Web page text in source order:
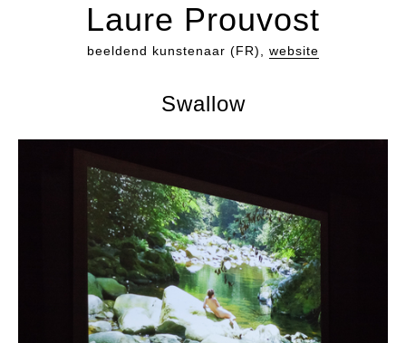
Laure Prouvost
beeldend kunstenaar (FR), website
Swallow